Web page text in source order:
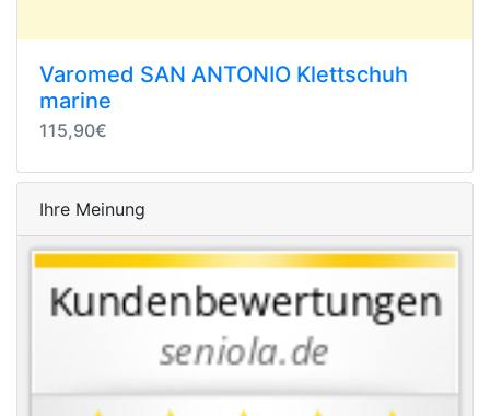
Varomed SAN ANTONIO Klettschuh
marine
115,90€
Ihre Meinung